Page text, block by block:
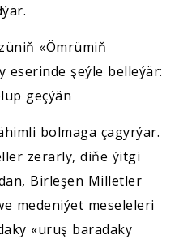
«Ömrümiň
eserinde şeýle belleýär:
geçýän
bolmaga çagyrýar.
zerarly, diňe ýitgi
Birleşen Milletler
medeniýet meseleleri
«uruş baradaky